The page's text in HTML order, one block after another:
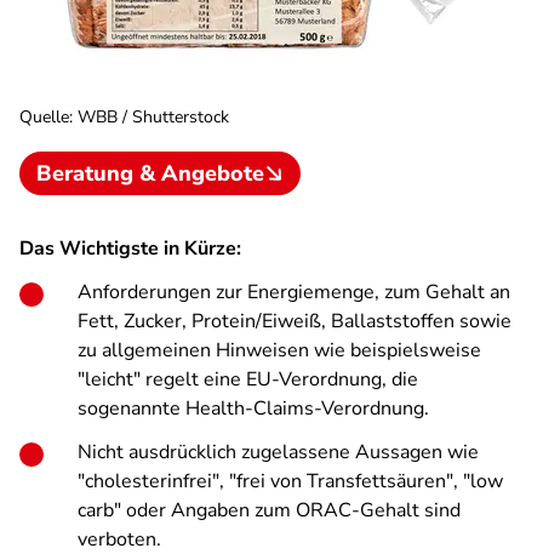
Quelle: WBB / Shutterstock
Beratung & Angebote
Das Wichtigste in Kürze:
Anforderungen zur Energiemenge, zum Gehalt an
Fett, Zucker, Protein/Eiweiß, Ballaststoffen sowie
zu allgemeinen Hinweisen wie beispielsweise
"leicht" regelt eine EU-Verordnung, die
sogenannte Health-Claims-Verordnung.
Nicht ausdrücklich zugelassene Aussagen wie
"cholesterinfrei", "frei von Transfettsäuren", "low
carb" oder Angaben zum ORAC-Gehalt sind
verboten.